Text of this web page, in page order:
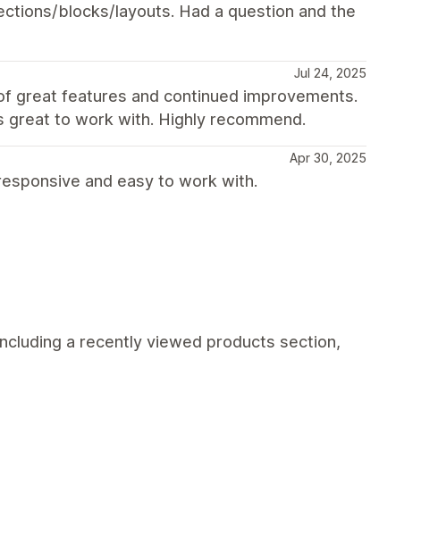
blocks/layouts. Had a question and the
Jul 24, 2025
great features and continued improvements.
great to work with. Highly recommend.
Apr 30, 2025
and easy to work with.
a recently viewed products section,